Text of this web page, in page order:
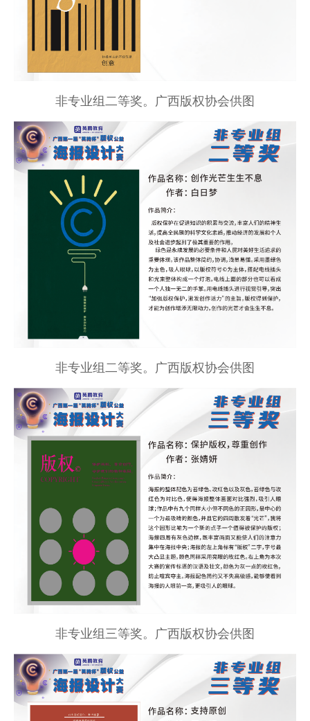
非专业组二等奖。广西版权协会供图
非专业组二等奖。广西版权协会供图
非专业组三等奖。广西版权协会供图